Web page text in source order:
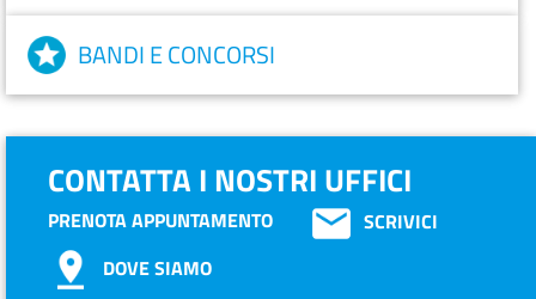
BANDI E CONCORSI
CONTATTA I NOSTRI UFFICI
PRENOTA APPUNTAMENTO
SCRIVICI
DOVE SIAMO